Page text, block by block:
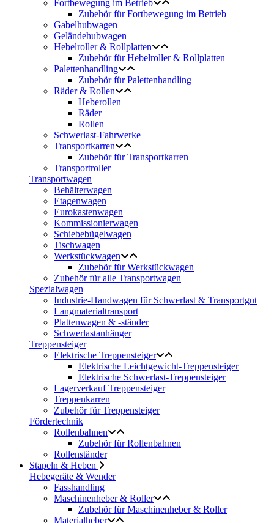
Fortbewegung im Betrieb
Zubehör für Fortbewegung im Betrieb
Gabelhubwagen
Geländehubwagen
Hebelroller & Rollplatten
Zubehör für Hebelroller & Rollplatten
Palettenhandling
Zubehör für Palettenhandling
Räder & Rollen
Heberollen
Räder
Rollen
Schwerlast-Fahrwerke
Transportkarren
Zubehör für Transportkarren
Transportroller
Transportwagen
Behälterwagen
Etagenwagen
Eurokastenwagen
Kommissionierwagen
Schiebebügelwagen
Tischwagen
Werkstückwagen
Zubehör für Werkstückwagen
Zubehör für alle Transportwagen
Spezialwagen
Industrie-Handwagen für Schwerlast & Transportgut
Langmaterialtransport
Plattenwagen & -ständer
Schwerlastanhänger
Treppensteiger
Elektrische Treppensteiger
Elektrische Leichtgewicht-Treppensteiger
Elektrische Schwerlast-Treppensteiger
Lagerverkauf Treppensteiger
Treppenkarren
Zubehör für Treppensteiger
Fördertechnik
Rollenbahnen
Zubehör für Rollenbahnen
Rollenständer
Stapeln & Heben
Hebegeräte & Wender
Fasshandling
Maschinenheber & Roller
Zubehör für Maschinenheber & Roller
Materialheber